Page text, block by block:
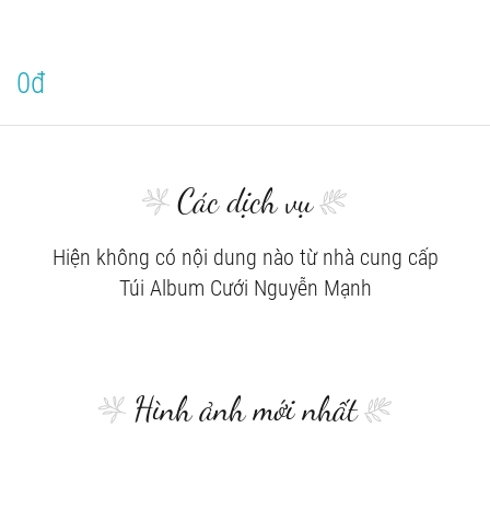
0đ
Các dịch vụ
Hiện không có nội dung nào từ nhà cung cấp
Túi Album Cưới Nguyễn Mạnh
Hình ảnh mới nhất